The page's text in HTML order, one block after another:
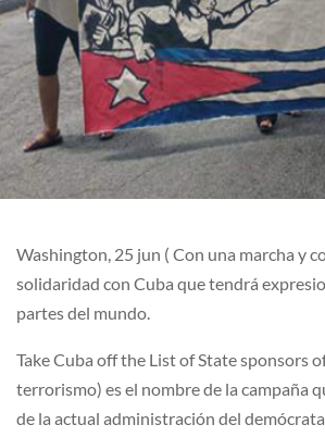
Washington, 25 jun ( Con una marcha y
solidaridad con Cuba que tendrá
partes del mundo.
Take Cuba off the List of State sponsors
terrorismo) es el nombre de la campaña
de la actual administración del